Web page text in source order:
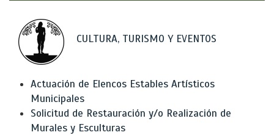
CULTURA, TURISMO Y EVENTOS
Actuación de Elencos Estables Artísticos
Municipales
Solicitud de Restauración y/o Realización de
Murales y Esculturas